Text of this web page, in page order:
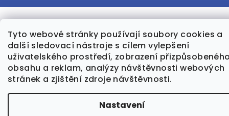
Tyto webové stránky používají soubory cookies a
další sledovací nástroje s cílem vylepšení
uživatelského prostředí, zobrazení
obsahu a reklam, analýzy návštěvnosti webových
stránek a zjištění zdroje návštěvnosti.
Nastavení